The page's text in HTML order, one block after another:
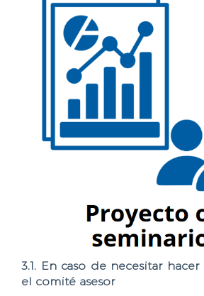
3.1. En caso de necesitar
el comité asesor